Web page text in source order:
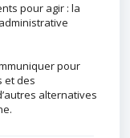
pour agir : la
pour
et des
alternatives